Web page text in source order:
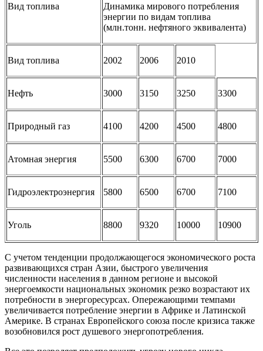
Вид топлива
Динамика мирового потребления
энергии по видам топлива
(млн.тонн. нефтяного эквивалента)
Вид топлива 2002 2006 2010
Нефть 3000 3150 3250 3300
Природный газ 4100 4200 4500 4800
Атомная энергия 5500 6300 6700 7000
Гидроэлектроэнергия 5800 6500 6700 7100
Уголь 8800 9320 10000 10900
С учетом тенденции продолжающегося экономического роста
развивающихся стран Азии, быстрого увеличения
численности населения в данном регионе и высокой
энергоемкости национальных экономик резко возрастают их
потребности в энергоресурсах. Опережающими темпами
увеличивается потребление энергии в Африке и Латинской
Америке. В странах Европейского союза после кризиса также
возобновился рост душевого энергопотребления.